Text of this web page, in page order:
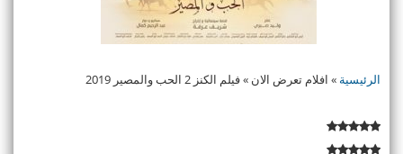
الرئيسية » افلام تعرض الان »فيلم الكنز 2 الحب والمصير 2019